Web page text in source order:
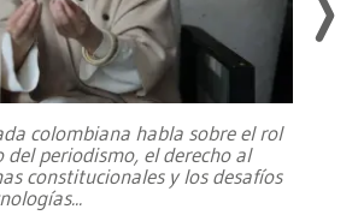
colombiana habla sobre el rol
del periodismo, el derecho al
constitucionales y los desafíos
...